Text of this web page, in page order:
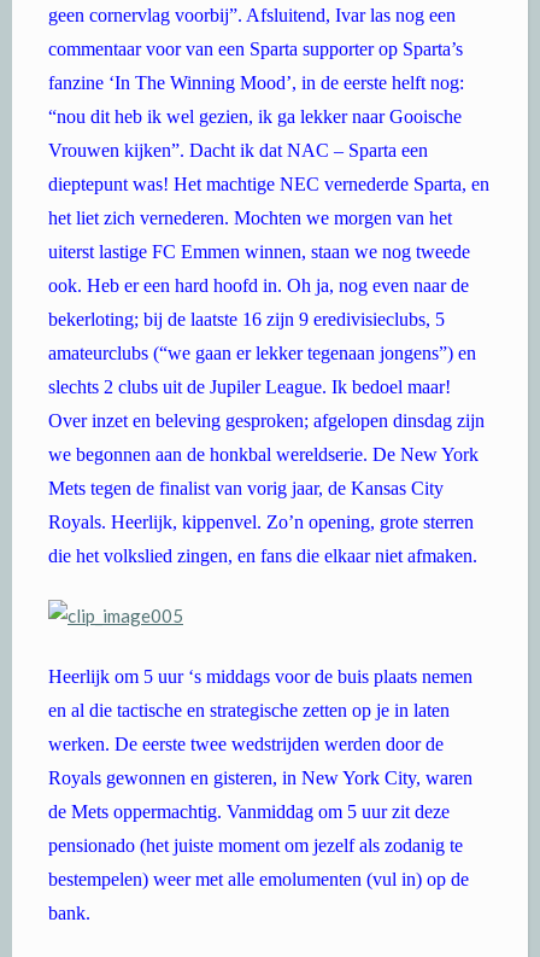
geen cornervlag voorbij”. Afsluitend, Ivar las nog een
commentaar voor van een Sparta supporter op Sparta’s
fanzine ‘In The Winning Mood’, in de eerste helft nog:
“nou dit heb ik wel gezien, ik ga lekker naar Gooische
Vrouwen kijken”. Dacht ik dat NAC – Sparta een
dieptepunt was! Het machtige NEC vernederde Sparta, en
het liet zich vernederen. Mochten we morgen van het
uiterst lastige FC Emmen winnen, staan we nog tweede
ook. Heb er een hard hoofd in. Oh ja, nog even naar de
bekerloting; bij de laatste 16 zijn 9 eredivisieclubs, 5
amateurclubs (“we gaan er lekker tegenaan jongens”) en
slechts 2 clubs uit de Jupiler League. Ik bedoel maar!
Over inzet en beleving gesproken; afgelopen dinsdag zijn
we begonnen aan de honkbal wereldserie. De New York
Mets tegen de finalist van vorig jaar, de Kansas City
Royals. Heerlijk, kippenvel. Zo’n opening, grote sterren
die het volkslied zingen, en fans die elkaar niet afmaken.
Heerlijk om 5 uur ‘s middags voor de buis plaats nemen
en al die tactische en strategische zetten op je in laten
werken. De eerste twee wedstrijden werden door de
Royals gewonnen en gisteren, in New York City, waren
de Mets oppermachtig. Vanmiddag om 5 uur zit deze
pensionado (het juiste moment om jezelf als zodanig te
bestempelen) weer met alle emolumenten (vul in) op de
bank.